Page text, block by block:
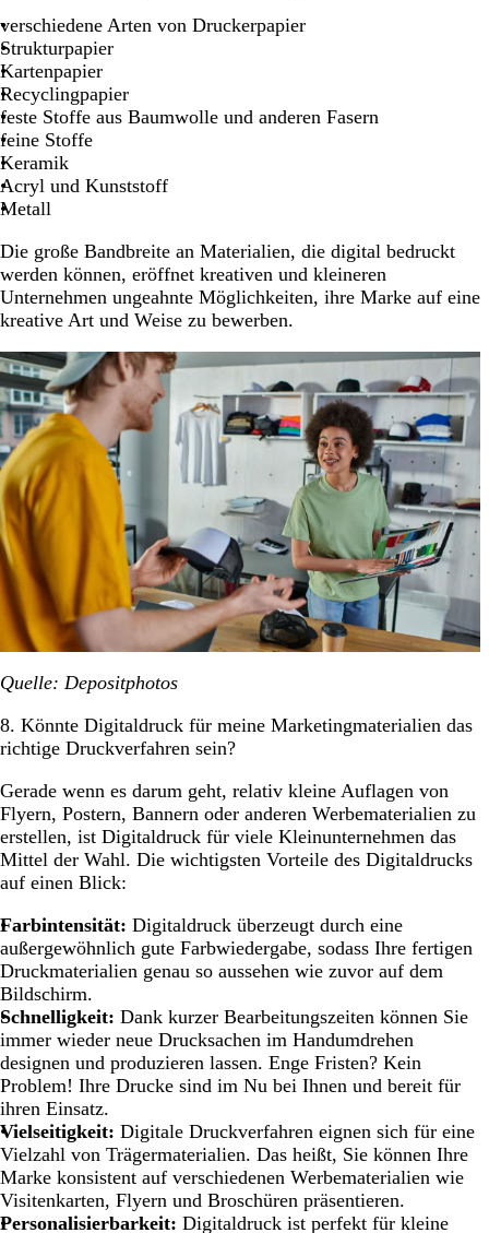
verschiedene Arten von Druckerpapier
Strukturpapier
Kartenpapier
Recyclingpapier
feste Stoffe aus Baumwolle und anderen Fasern
feine Stoffe
Keramik
Acryl und Kunststoff
Metall
Die große Bandbreite an Materialien, die digital bedruckt
werden können, eröffnet kreativen und kleineren
Unternehmen ungeahnte Möglichkeiten, ihre Marke auf eine
kreative Art und Weise zu bewerben.
Quelle: Depositphotos
8. Könnte Digitaldruck für meine Marketingmaterialien das
richtige Druckverfahren sein?
Gerade wenn es darum geht, relativ kleine Auflagen von
Flyern, Postern, Bannern oder anderen Werbematerialien zu
erstellen, ist Digitaldruck für viele Kleinunternehmen das
Mittel der Wahl. Die wichtigsten Vorteile des Digitaldrucks
auf einen Blick:
Farbintensität: Digitaldruck überzeugt durch eine
außergewöhnlich gute Farbwiedergabe, sodass Ihre fertigen
Druckmaterialien genau so aussehen wie zuvor auf dem
Bildschirm.
Schnelligkeit: Dank kurzer Bearbeitungszeiten können Sie
immer wieder neue Drucksachen im Handumdrehen
designen und produzieren lassen. Enge Fristen? Kein
Problem! Ihre Drucke sind im Nu bei Ihnen und bereit für
ihren Einsatz.
Vielseitigkeit: Digitale Druckverfahren eignen sich für eine
Vielzahl von Trägermaterialien. Das heißt, Sie können Ihre
Marke konsistent auf verschiedenen Werbematerialien wie
Visitenkarten, Flyern und Broschüren präsentieren.
Personalisierbarkeit: Digitaldruck ist perfekt für kleine